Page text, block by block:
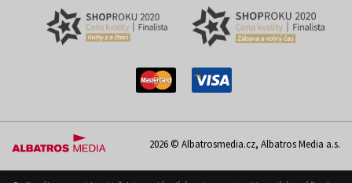
2026 © Albatrosmedia.cz, Albatros Media a.s.